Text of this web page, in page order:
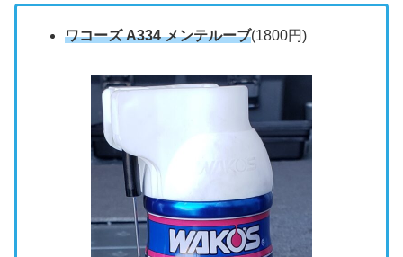
ワコーズ A334 メンテルーブ(1800円)